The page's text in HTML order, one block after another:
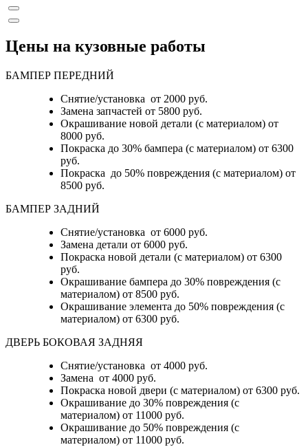
Цены на кузовные работы
БАМПЕР ПЕРЕДНИЙ
Снятие/установка от 2000 руб.
Замена запчастей от 5800 руб.
Окрашивание новой детали (с материалом) от
8000 руб.
Покраска до 30% бампера (с материалом) от 6300
руб.
Покраска до 50% повреждения (с материалом) от
8500 руб.
БАМПЕР ЗАДНИЙ
Снятие/установка от 6000 руб.
Замена детали от 6000 руб.
Покраска новой детали (с материалом) от 6300
руб.
Окрашивание бампера до 30% повреждения (с
материалом) от 8500 руб.
Окрашивание элемента до 50% повреждения (с
материалом) от 6300 руб.
ДВЕРЬ БОКОВАЯ ЗАДНЯЯ
Снятие/установка от 4000 руб.
Замена от 4000 руб.
Покраска новой двери (с материалом) от 6300 руб.
Окрашивание до 30% повреждения (с
материалом) от 11000 руб.
Окрашивание до 50% повреждения (с
материалом) от 11000 руб.